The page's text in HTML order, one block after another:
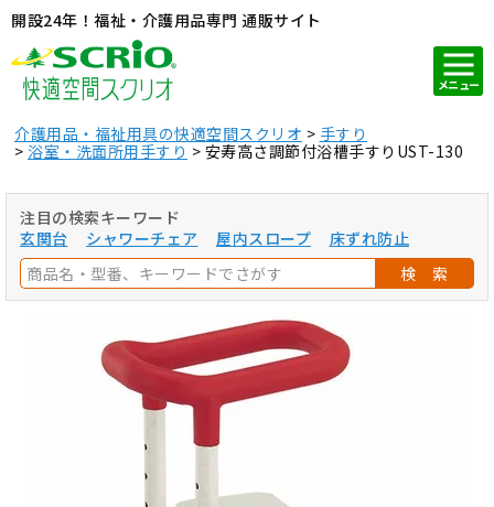
開設24年！福祉・介護用品専門 通販サイト
メニュー
介護用品・福祉用具の快適空間スクリオ
手すり
浴室・洗面所用手すり
安寿高さ調節付浴槽手すりUST-130
注目の検索キーワード
玄関台
シャワーチェア 屋内スロープ
床ずれ防止
検 索